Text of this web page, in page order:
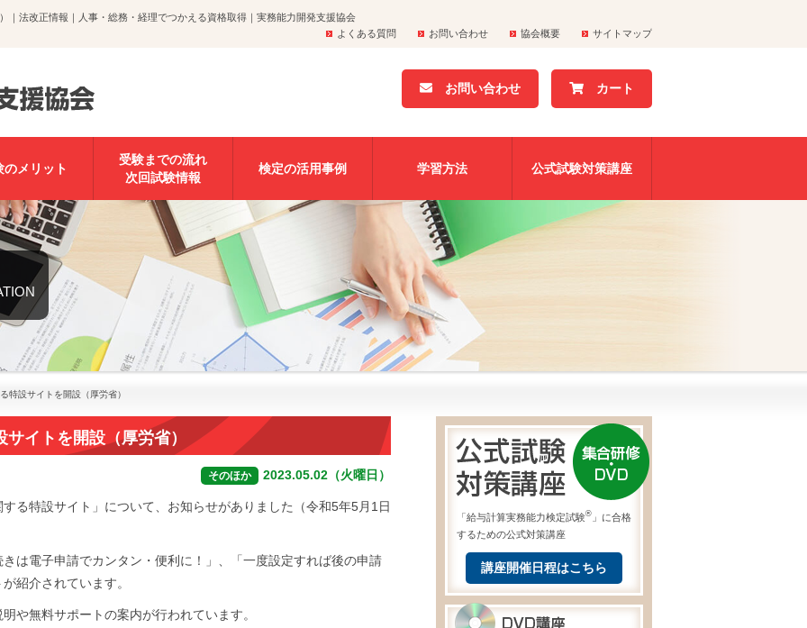
｜法改正情報｜人事・総務・経理でつかえる資格取得｜実務能力開発支援協会
よくある質問
お問い合わせ 協会概要 サイトマップ
お問い合わせ カート
のメリット
受験までの流れ
次回試験情報
検定の活用事例 学習方法 公式試験対策講座
特設サイトを開設（厚労省）
イトを開設（厚労省）
そのほか 2023.05.02（火曜日）
る特設サイト」について、お知らせがありました（令和5年5月1日
は電子申請でカンタン・便利に！」、「一度設定すれば後の申請
紹介されています。
や無料サポートの案内が行われています。
「給与計算実務能力検定試験® 」に合格
するための公式対策講座
講座開催日程はこちら